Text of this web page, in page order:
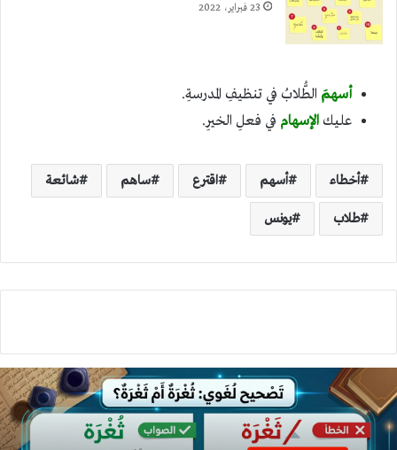
23 فبراير، 2022
أسهمَ الطُّلابُ في تنظيفِ المدرسةِ.
عليك الإسهام في فعلِ الخيرِ.
أخطاء أسهم اقترع ساهم شائعة
طلاب يونس